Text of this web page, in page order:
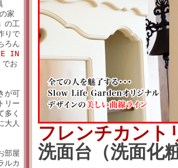
家
の工
りで
ろん
IN
でお
が可
リー
多く
大人
部屋
ルカ
フレンチカント
洗面台（洗面